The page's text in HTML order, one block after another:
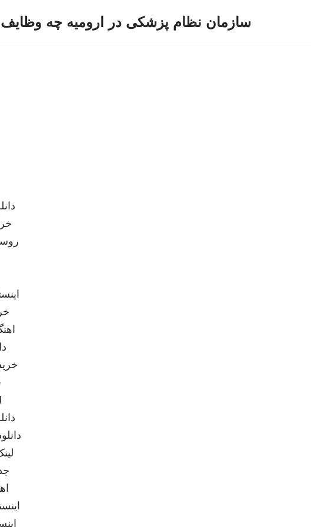
سازمان نظام پزشکی در ارومیه چه وظایف